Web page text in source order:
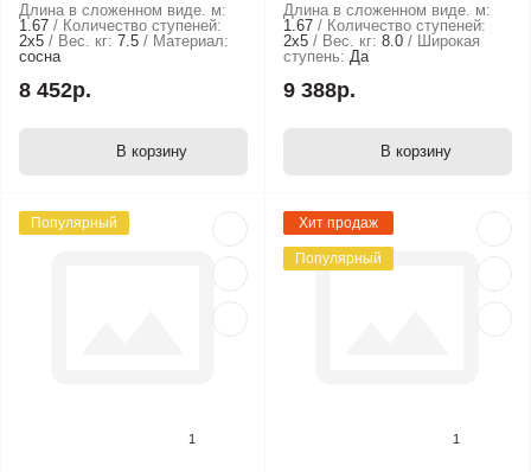
Длина в сложенном виде. м:
1.67
Количество ступеней:
2х5
Вес. кг: 7.5
Материал:
сосна
8 452р.
В корзину
Длина в сложенном виде. м:
1.67
Количество ступеней:
2х5
Вес. кг: 8.0
Широкая
ступень: Да
9 388р.
В корзину
Популярный
1
Хит продаж
Популярный
1